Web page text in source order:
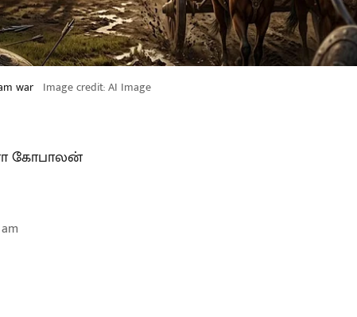
war Image credit: AI Image
கோபாலன்